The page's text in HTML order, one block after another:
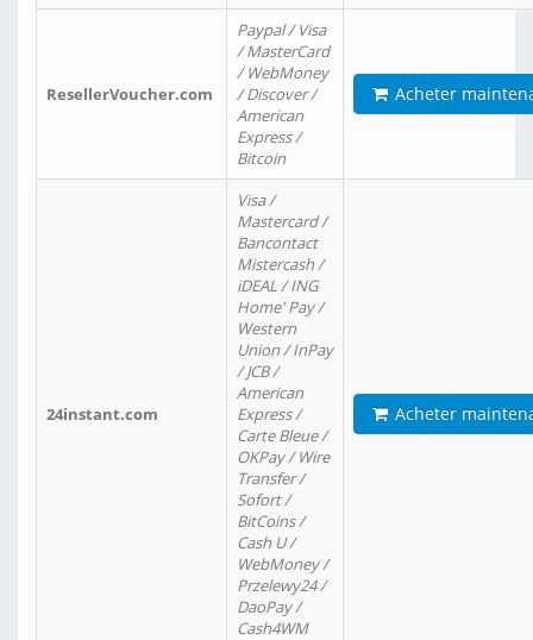
ResellerVoucher.com
Paypal / Visa
/ MasterCard
/ WebMoney
/ Discover /
American
Express /
Bitcoin
Acheter
24instant.com
Visa /
Mastercard /
Bancontact
Mistercash /
iDEAL / ING
Home' Pay /
Western
Union / InPay
/ JCB /
American
Express /
Carte Bleue /
OKPay / Wire
Transfer /
Sofort /
BitCoins /
Cash U /
WebMoney /
Przelewy24 /
DaoPay /
Cash4WM
Acheter